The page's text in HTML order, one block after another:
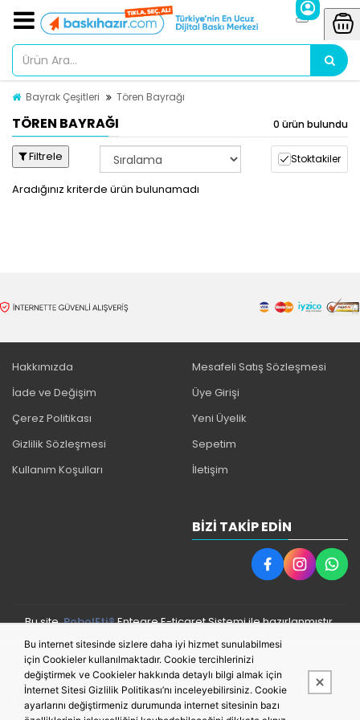
Bayrak Çeşitleri Tören Bayrağı
TÖREN BAYRAĞI 0 ürün bulundu
Filtrele Stoktakiler
Aradığınız kriterde ürün bulunamadı
Hakkımızda
İade ve Değişim
Çerez Politikası
Gizlilik Sözleşmesi
Kullanım Koşulları
Mesafeli Satış Sözleşmesi
Üye Girişi
Yeni Üyelik
Sepetim
İletişim
BIZI TAKIP EDIN
Bu site,PobolEti®Entegre E-ticaret Sistemi ile hazırlanmıştır.
Bu internet sitesinde sizlere daha iyi hizmet sunulabilmesi
için Cookieler kullanılmaktadır. Cookie tercihlerinizi
değiştirmek ve Cookieler hakkında detaylı bilgi almak için
İnternet Sitesi Gizlilik Politikası’nı inceleyebilirsiniz. Cookie
ayarlarını değiştirmeniz durumunda internet sitesinin bazı